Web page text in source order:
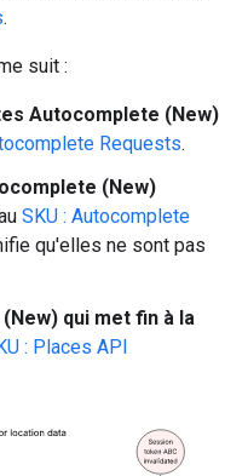
.
suit :
Autocomplete (New)
Requests.
(New)
SKU : Autocomplete
qu'elles ne sont pas
qui met fin à la
: Places API